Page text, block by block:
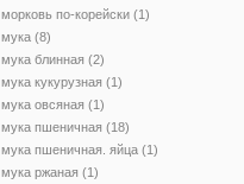
морковь по-корейски (1)
мука (8)
мука блинная (2)
мука кукурузная (1)
мука овсяная (1)
мука пшеничная (18)
мука пшеничная. яйца (1)
мука ржаная (1)